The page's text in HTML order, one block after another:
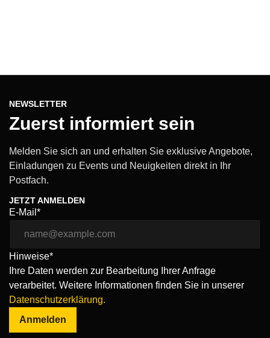
NEWSLETTER
Zuerst informiert sein
Melden Sie sich an und erhalten Sie exklusive Angebote,
Einladungen zu Events und Neuigkeiten direkt in Ihr
Postfach.
JETZT ANMELDEN
E-Mail*
Hinweise*
Ihre Daten werden zur Bearbeitung Ihrer Anfrage
verarbeitet. Weitere Informationen finden Sie in unserer
Datenschutzerklärung.
Anmelden